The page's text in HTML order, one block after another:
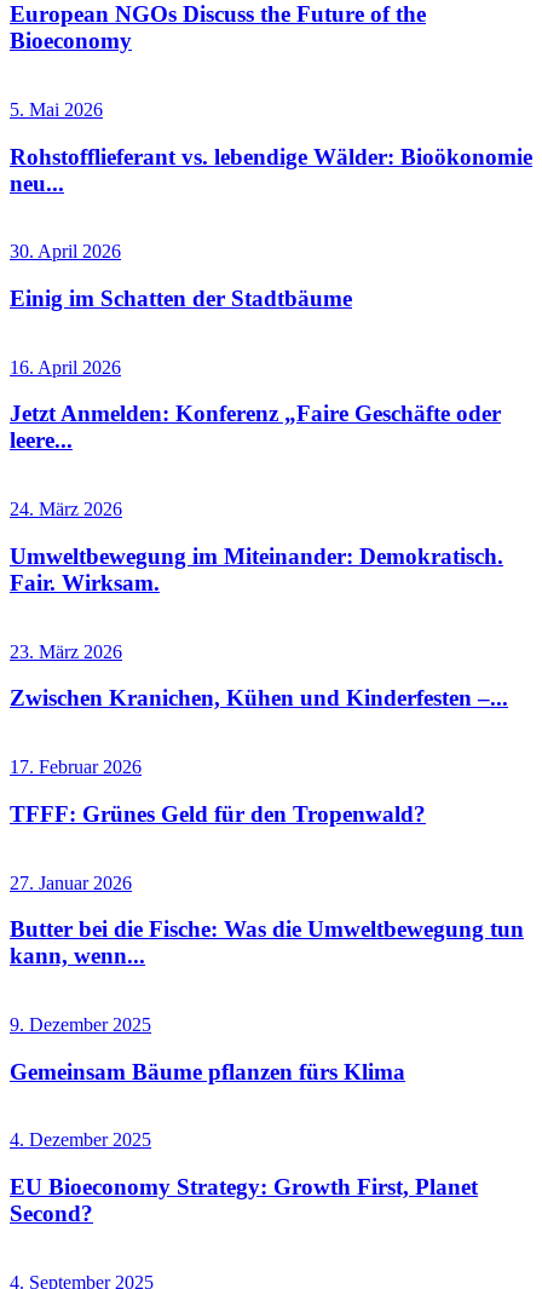
European NGOs Discuss the Future of the
Bioeconomy
5. Mai 2026
Rohstofflieferant vs. lebendige Wälder: Bioökonomie
neu...
30. April 2026
Einig im Schatten der Stadtbäume
16. April 2026
Jetzt Anmelden: Konferenz „Faire Geschäfte oder
leere...
24. März 2026
Umweltbewegung im Miteinander: Demokratisch.
Fair. Wirksam.
23. März 2026
Zwischen Kranichen, Kühen und Kinderfesten –...
17. Februar 2026
TFFF: Grünes Geld für den Tropenwald?
27. Januar 2026
Butter bei die Fische: Was die Umweltbewegung tun
kann, wenn...
9. Dezember 2025
Gemeinsam Bäume pflanzen fürs Klima
4. Dezember 2025
EU Bioeconomy Strategy: Growth First, Planet
Second?
4. September 2025